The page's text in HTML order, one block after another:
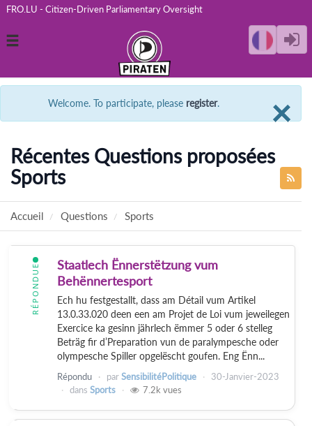
FRO.LU - Citizen-Driven Parliamentary Oversight
Toggle
×
Welcome. To participate, please register.
Récentes Questions proposées
Sports
Accueil Questions Sports
RÉPONDUE
Staatlech Ënnerstëtzung vum
Behënnertesport
Ech hu festgestallt, dass am Détail vum Artikel
13.0.33.020 deen een am Projet de Loi vum jeweilegen
Exercice ka gesinn jährlech ëmmer 5 oder 6 stelleg
Beträg fir d’Preparation vun de paralympesche oder
olympesche Spiller opgelëscht goufen. Eng Ënn...
Répondu parSensibilitéPolitique
30-Janvier-2023
dansSports 7.2k vues